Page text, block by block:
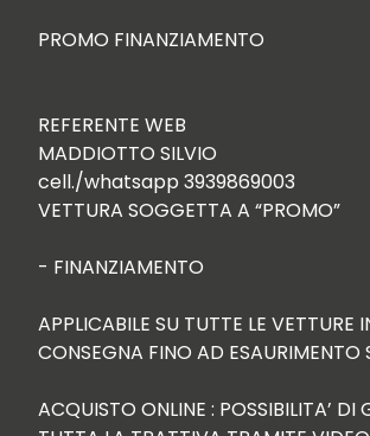
PROMO FINANZIAMENTO
REFERENTE WEB
MADDIOTTO SILVIO
cell./whatsapp 3939869003
VETTURA SOGGETTA A “PROMO”
- FINANZIAMENTO
APPLICABILE SU TUTTE LE VETTURE
CONSEGNA FINO AD ESAURIMENTO
ACQUISTO ONLINE : POSSIBILITA’ DI